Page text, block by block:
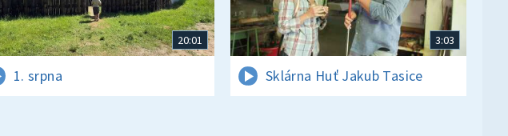
20:01
1. srpna
3:03
Sklárna Huť Jakub Tasice